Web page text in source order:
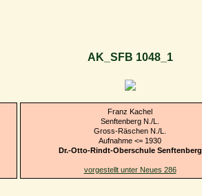
AK_SFB 1048_1
Franz Kachel
Senftenberg N./L.
Gross-Räschen N./L.
Aufnahme <= 1930
Dr.-Otto-Rindt-Oberschule Senftenberg
vorgestellt unter Neues 286